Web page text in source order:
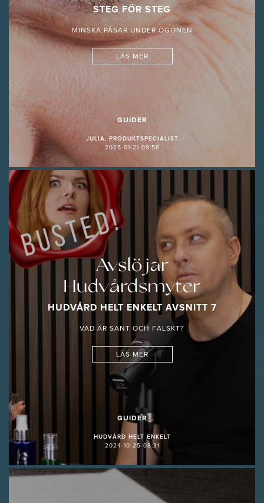
STEG FÖR STEG
MINSKA PÅSAR UNDER ÖGONEN
LÄS MER
GUIDER
JULIA, PRODUKTSPECIALIST
2025-01-21 08:58
Avslöjar
Hudvårdsmyter
HUDVÅRD HELT ENKELT AVSNITT 7
VAD ÄR SANT OCH FALSKT?
LÄS MER
GUIDER
HUDVÅRD HELT ENKELT
2024-10-25 08:31